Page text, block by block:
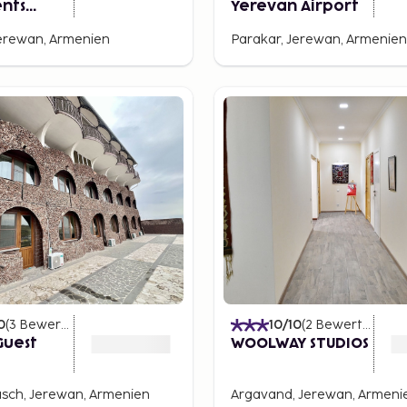
Armenien
Yerevan Airport
Parakar, Jerewan, Armenien
(3 Bewertungen
Jerewan, Armenien
10/10(2 Bewertungen
WOOLWAY STUDIOS
Argavand, Jerewan,